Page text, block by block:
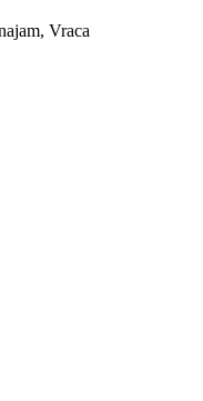
Vraca